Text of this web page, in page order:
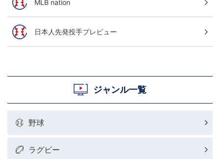
MLB nation
日本人先発投手プレビュー
ジャンル一覧
野球
ラグビー